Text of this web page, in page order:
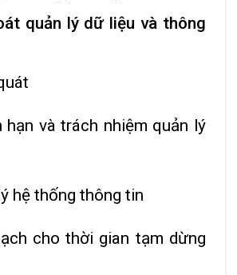
quản lý dữ liệu và thông
hạn và trách nhiệm quản lý
hệ thống thông tin
cho thời gian tạm dừng